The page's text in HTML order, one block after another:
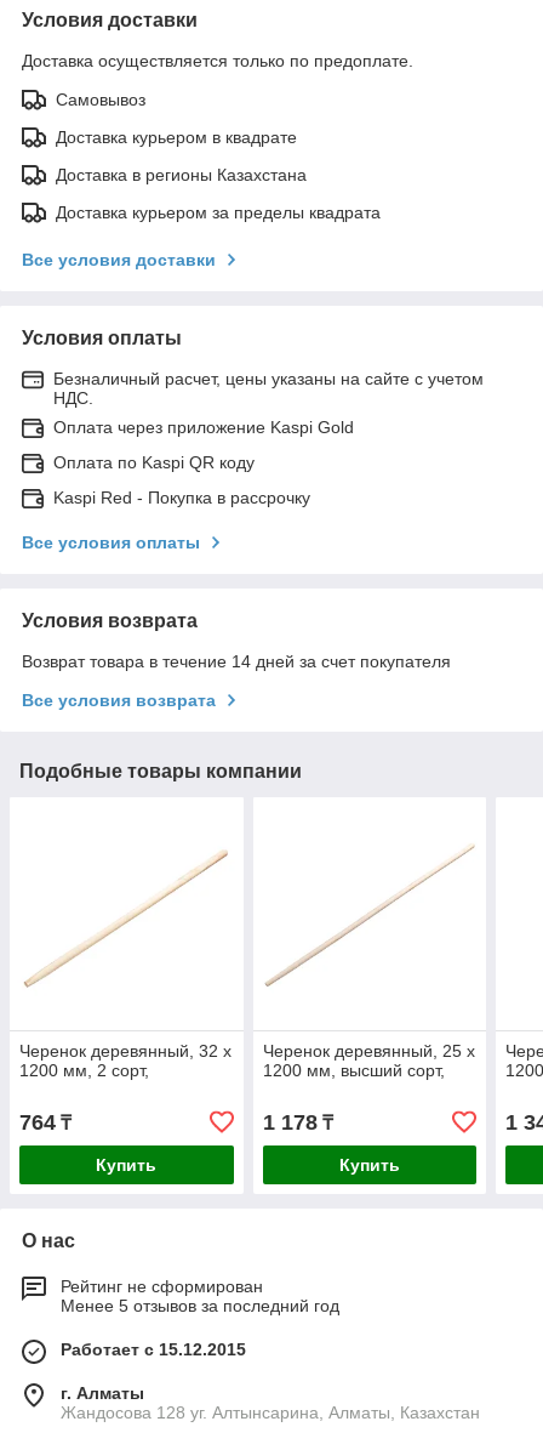
Условия доставки
Доставка осуществляется только по предоплате.
Самовывоз
Доставка курьером в квадрате
Доставка в регионы Казахстана
Доставка курьером за пределы квадрата
Все условия доставки
Условия оплаты
Безналичный расчет, цены указаны на сайте с учетом
НДС.
Оплата через приложение Kaspi Gold
Оплата по Kaspi QR коду
Kaspi Red - Покупка в рассрочку
Все условия оплаты
Условия возврата
Возврат товара в течение 14 дней за счет покупателя
Все условия возврата
Подобные товары компании
Черенок деревянный, 32 х
1200 мм, 2 сорт,
764 ₸
Купить
Черенок деревянный, 25 х
1200 мм, высший сорт,
1 178₸
Купить
1
О нас
Рейтинг не сформирован
Менее 5 отзывов за последний год
Работает с 15.12.2015
г. Алматы
Жандосова 128 уг. Алтынсарина, Алматы, Казахстан